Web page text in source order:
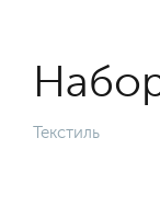
Текстиль